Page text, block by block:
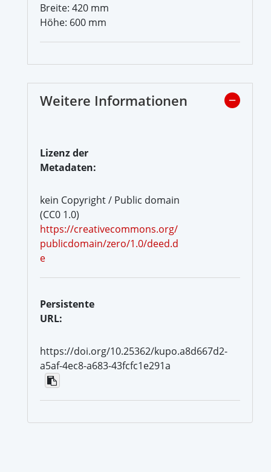
Breite: 420 mm
Höhe: 600 mm
Weitere Informationen
Lizenz der
Metadaten:
kein Copyright / Public domain
(CC0 1.0)
https://creativecommons.org/
publicdomain/zero/1.0/deed.d
e
Persistente
URL:
https://doi.org/10.25362/kupo.a8d667d2-
a5af-4ec8-a683-43fcfc1e291a